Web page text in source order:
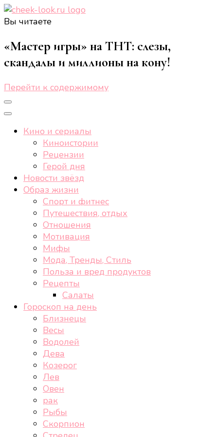
здоровом образе жизни, спорте, стиле, отдыхе и
еде.
Вы читаете
«Мастер игры» на ТНТ: слезы,
скандалы и миллионы на кону!
Перейти к содержимому
Кино и сериалы
Киноистории
Рецензии
Герой дня
Новости звёзд
Образ жизни
Спорт и фитнес
Путешествия, отдых
Отношения
Мотивация
Мифы
Мода, Тренды, Стиль
Польза и вред продуктов
Рецепты
Салаты
Гороскоп на день
Близнецы
Весы
Водолей
Дева
Козерог
Лев
Овен
рак
Рыбы
Скорпион